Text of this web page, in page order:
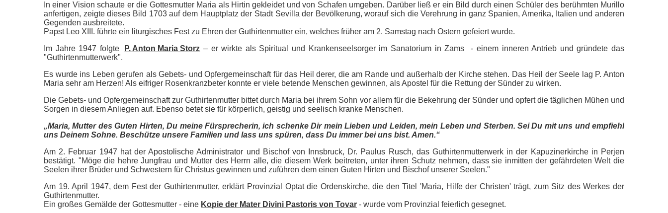
In einer Vision schaute er die Gottesmutter Maria als Hirtin gekleidet und von Schafen umgeben. Darüber ließ er ein Bild durch einen Schüler des berühmten Murillo
anfertigen, zeigte dieses Bild 1703 auf dem Hauptplatz der Stadt Sevilla der Bevölkerung, worauf sich die Verehrung in ganz Spanien, Amerika, Italien und anderen
Gegenden ausbreitete.
Papst Leo XIII. führte ein liturgisches Fest zu Ehren der Guthirtenmutter ein, welches früher am 2. Samstag nach Ostern gefeiert wurde.
Im Jahre 1947 folgte
P. Anton Maria Storz – er wirkte als Spiritual und Krankenseelsorger im Sanatorium in Zams - einem inneren Antrieb und gründete das
"Guthirtenmutterwerk".
Es wurde ins Leben gerufen als Gebets- und Opfergemeinschaft für das Heil derer, die am Rande und außerhalb der Kirche stehen. Das Heil der Seele lag P. Anton
Maria sehr am Herzen! Als eifriger Rosenkranzbeter konnte er viele betende Menschen gewinnen, als Apostel für die Rettung der Sünder zu wirken.
Die Gebets- und Opfergemeinschaft zur Guthirtenmutter bittet durch Maria bei ihrem Sohn vor allem für die Bekehrung der Sünder und opfert die täglichen Mühen und
Sorgen in diesem Anliegen auf. Ebenso betet sie für körperlich, geistig und seelisch kranke Menschen.
„Maria, Mutter des Guten Hirten, Du meine Fürsprecherin, ich schenke Dir mein Lieben und Leiden, mein Leben und Sterben. Sei Du mit uns und empfiehl
uns Deinem Sohne. Beschütze unsere Familien und lass uns spüren, dass Du immer bei uns bist. Amen.“
Am 2. Februar 1947 hat der Apostolische Administrator und Bischof von Innsbruck, Dr. Paulus Rusch, das Guthirtenmutterwerk in der Kapuzinerkirche in Perjen
bestätigt. "Möge die hehre Jungfrau und Mutter des Herrn alle, die diesem Werk beitreten, unter ihren Schutz nehmen, dass sie inmitten der gefährdeten Welt die
Seelen ihrer Brüder und Schwestern für Christus gewinnen und zuführen dem einen Guten Hirten und Bischof unserer Seelen."
Am 19. April 1947, dem Fest der Guthirtenmutter, erklärt Provinzial Optat die Ordenskirche, die den Titel 'Maria, Hilfe der Christen' trägt, zum Sitz des Werkes der
Guthirtenmutter.
Ein großes Gemälde der Gottesmutter - eine Kopie der Mater Divini Pastoris von Tovar - wurde vom Provinzial feierlich gesegnet.